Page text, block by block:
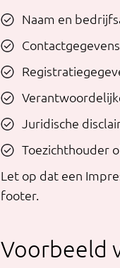
Naam en
Juridische
Toezichthouder
Let op dat een
footer.
Voorbeeld